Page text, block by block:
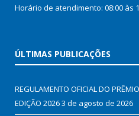
Horário de atendimento: 08:00 às
ÚLTIMAS PUBLICAÇÕES
REGULAMENTO OFICIAL DO
EDIÇÃO 20263 de agosto de 2026